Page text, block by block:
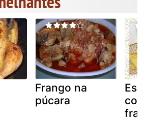
Frango na
púcara